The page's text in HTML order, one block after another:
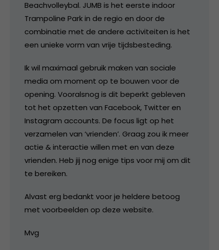
Beachvolleybal. JUMB is het eerste indoor
Trampoline Park in de regio en door de
combinatie met de andere activiteiten is het
een unieke vorm van vrije tijdsbesteding.
Ik wil maximaal gebruik maken van sociale
media om moment op te bouwen voor de
opening. Vooralsnog is dit beperkt gebleven
tot het opzetten van Facebook, Twitter en
Instagram accounts. De focus ligt op het
verzamelen van ‘vrienden’. Graag zou ik meer
actie & interactie willen met en van deze
vrienden. Heb jij nog enige tips voor mij om dit
te bereiken.
Alvast erg bedankt voor je heldere betoog
met voorbeelden op deze website.
Mvg